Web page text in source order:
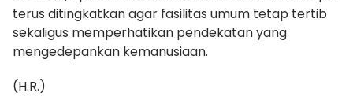
terus ditingkatkan agar fasilitas umum tetap tertib
sekaligus memperhatikan pendekatan yang
mengedepankan kemanusiaan.
(H.R.)